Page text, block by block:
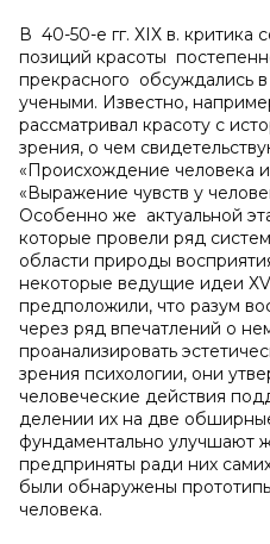
В 40-50-е гг. ХIХ в. критика
позиций красоты
прекрасного обсуждались
учеными. Известно,
рассматривал красоту с
зрения, о чем
«Происхождение человека
«Выражение чувств у
Особенно же актуальной
которые провели ряд
области природы
некоторые ведущие идеи
предположили, что разум
через ряд впечатлений о
проанализировать
зрения психологии, они
человеческие действия
делении их на две
фундаментально улучшают
предприняты ради них
были обнаружены
человека.